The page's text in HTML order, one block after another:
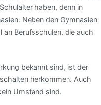
haben, denn in
Neben den Gymnasien
an Berufsschulen, die auch
bekannt sind, ist der
herkommen. Auch
Umstand sind.